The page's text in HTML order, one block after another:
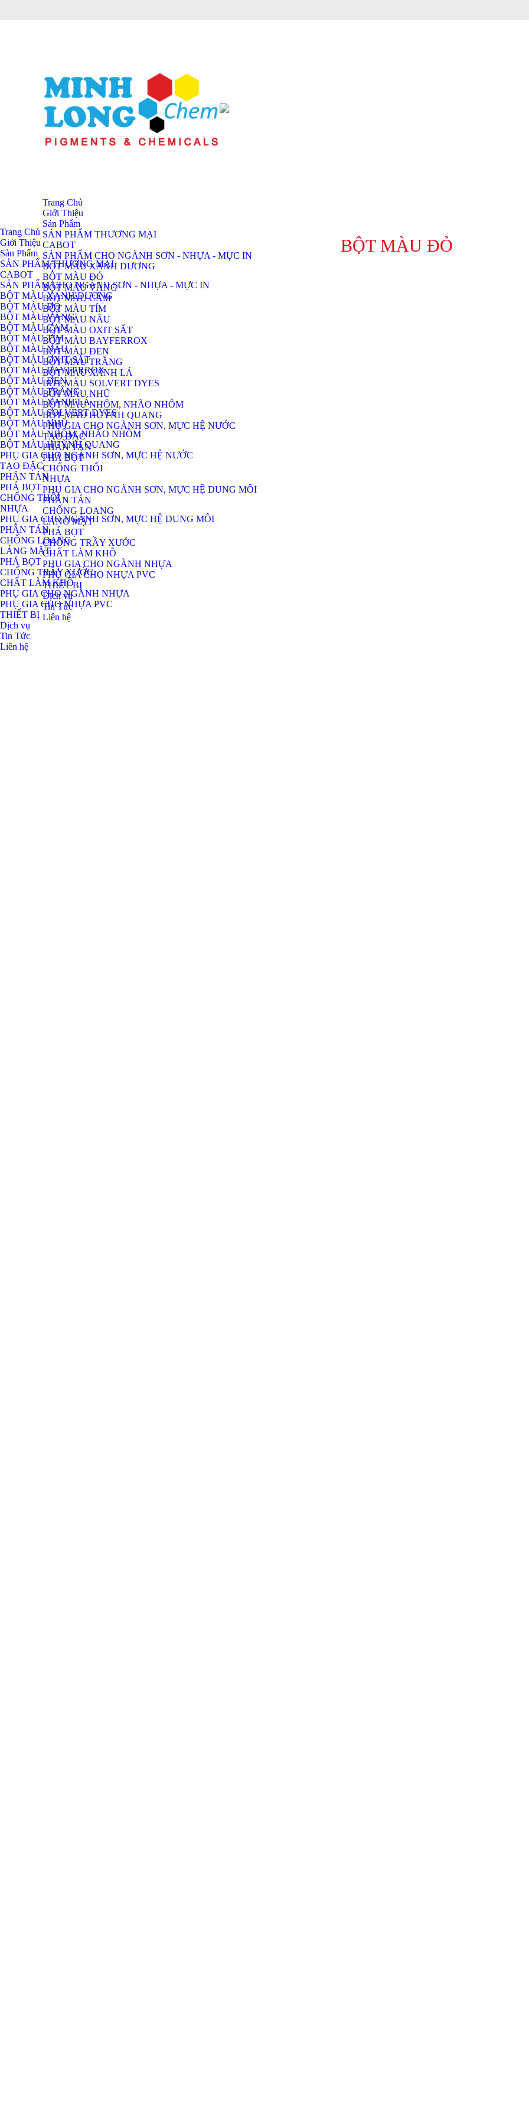
Trang Chủ
Giới Thiệu
Sản Phẩm
SẢN PHẨM THƯƠNG MẠI
CABOT
SẢN PHẨM CHO NGÀNH SƠN - NHỰA - MỰC IN
BỘT MÀU XANH DƯƠNG
BỘT MÀU ĐỎ
BỘT MÀU VÀNG
BỘT MÀU CAM
BỘT MÀU TÍM
BỘT MÀU NÂU
BỘT MÀU OXIT SẮT
BỘT MÀU BAYFERROX
BỘT MÀU ĐEN
BỘT MÀU TRẮNG
BỘT MÀU XANH LÁ
BỘT MÀU SOLVERT DYES
BỘT MÀU NHŨ
BỘT MÀU NHÔM, NHÃO NHÔM
BỘT MÀU HUỲNH QUANG
PHỤ GIA CHO NGÀNH SƠN, MỰC HỆ NƯỚC
TẠO ĐẶC
PHÂN TÁN
PHÁ BỌT
CHỐNG THỐI
NHỰA
PHỤ GIA CHO NGÀNH SƠN, MỰC HỆ DUNG MÔI
PHÂN TÁN
CHỐNG LOANG
LÁNG MẶT
PHÁ BỌT
CHỐNG TRẦY XƯỚC
CHẤT LÀM KHÔ
PHỤ GIA CHO NGÀNH NHỰA
PHỤ GIA CHO NHỰA PVC
THIẾT BỊ
Dịch vụ
Tin Tức
Liên hệ
Trang Chủ
Giới Thiệu
Sản Phẩm
SẢN PHẨM THƯƠNG MẠI
CABOT
SẢN PHẨM CHO NGÀNH SƠN - NHỰA - MỰC IN
BỘT MÀU XANH DƯƠNG
BỘT MÀU ĐỎ
BỘT MÀU VÀNG
BỘT MÀU CAM
BỘT MÀU TÍM
BỘT MÀU NÂU
BỘT MÀU OXIT SẮT
BỘT MÀU BAYFERROX
BỘT MÀU ĐEN
BỘT MÀU TRẮNG
BỘT MÀU XANH LÁ
BỘT MÀU SOLVERT DYES
BỘT MÀU NHŨ
BỘT MÀU NHÔM, NHÃO NHÔM
BỘT MÀU HUỲNH QUANG
PHỤ GIA CHO NGÀNH SƠN, MỰC HỆ NƯỚC
TẠO ĐẶC
PHÂN TÁN
PHÁ BỌT
CHỐNG THỐI
NHỰA
PHỤ GIA CHO NGÀNH SƠN, MỰC HỆ DUNG MÔI
PHÂN TÁN
CHỐNG LOANG
LÁNG MẶT
PHÁ BỌT
CHỐNG TRẦY XƯỚC
CHẤT LÀM KHÔ
PHỤ GIA CHO NGÀNH NHỰA
PHỤ GIA CHO NHỰA PVC
THIẾT BỊ
Dịch vụ
Tin Tức
Liên hệ
BỘT MÀU ĐỎ